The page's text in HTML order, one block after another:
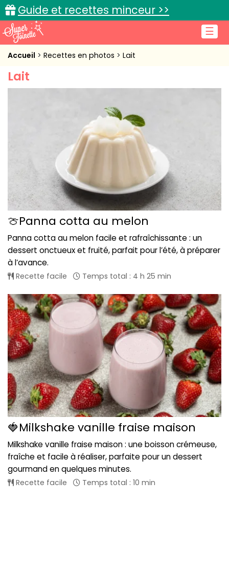
☰
Guide et recettes minceur >>
Accueil
Recettes de cuisine
Accueil Recettes en photos Lait
Lait
🍈Panna cotta au melon
Panna cotta au melon facile et rafraîchissante : un
dessert onctueux et fruité, parfait pour l’été, à préparer
à l’avance.
Recette facile Temps total : 4 h 25 min
🍓Milkshake vanille fraise maison
Milkshake vanille fraise maison : une boisson crémeuse,
fraîche et facile à réaliser, parfaite pour un dessert
gourmand en quelques minutes.
Recette facile Temps total : 10 min